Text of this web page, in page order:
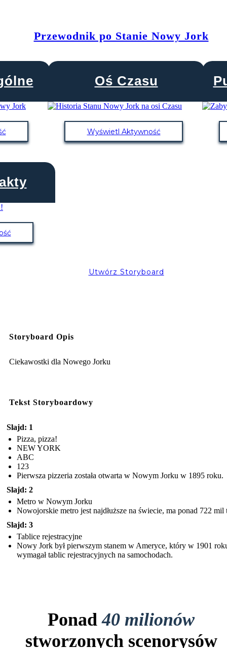
Przewodnik po Stanie Nowy Jork
Oś Czasu
Wyświetl Aktywność
Utwórz Storyboard
Storyboard Opis
Ciekawostki dla Nowego Jorku
Tekst Storyboardowy
Slajd: 1
Pizza, pizza!
NEW YORK
ABC
123
Pierwsza pizzeria została otwarta w Nowym Jorku w 1895 roku.
Slajd: 2
Metro w Nowym Jorku
Nowojorskie metro jest najdłuższe na świecie, ma ponad 722
Slajd: 3
Tablice rejestracyjne
Nowy Jork był pierwszym stanem w Ameryce, który w 1901
wymagał tablic rejestracyjnych na samochodach.
Ponad40 milionów
stworzonych scenorysów